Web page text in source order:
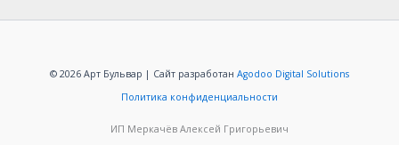
© 2026 Арт Бульвар | Сайт разработан Agodoo Digital Solutions
Политика конфиденциальности
ИП Меркачёв Алексей Григорьевич